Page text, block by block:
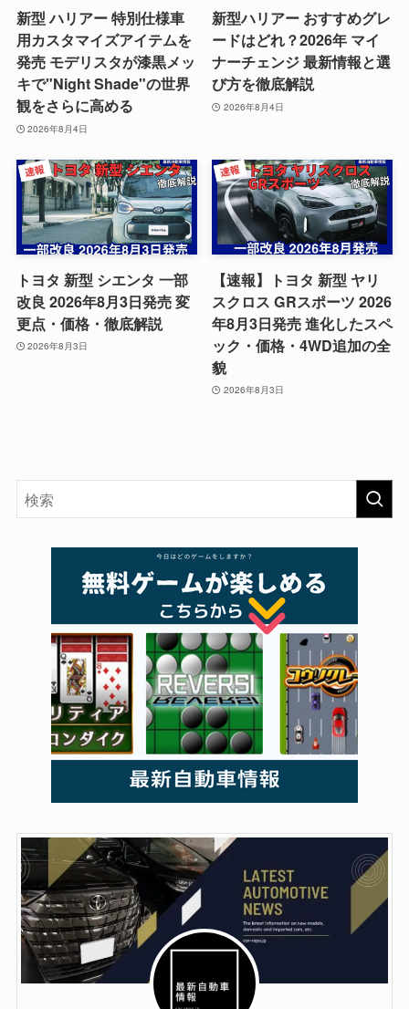
新型 ハリアー 特別仕様車
用カスタマイズアイテムを
発売 モデリスタが漆黒メッ
キで"Night Shade"の世界
観をさらに高める
2026年8月4日
新型ハリアー おすすめグレ
ードはどれ？2026年 マイ
ナーチェンジ 最新情報と選
び方を徹底解説
2026年8月4日
トヨタ 新型 シエンタ 一部
改良 2026年8月3日発売 変
更点・価格・徹底解説
2026年8月3日
【速報】トヨタ 新型 ヤリ
スクロス GRスポーツ 2026
年8月3日発売 進化したスペ
ック・価格・4WD追加の全
貌
2026年8月3日